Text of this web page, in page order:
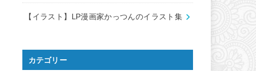
【イラスト】LP漫画家かっつんのイラスト集
カテゴリー